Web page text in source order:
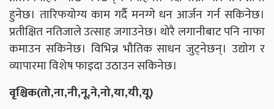
हुनेछ। तारिफयोग्य काम गर्दै मनग्गे धन आर्जन गर्न सकिनेछ।
प्रतीक्षित नतिजाले उत्साह जगाउनेछ। थोरै लगानीबाट पनि नाफा
कमाउन सकिनेछ। विभिन्न भौतिक साधन जुट्नेछन्। उद्योग र
व्यापारमा विशेष फाइदा उठाउन सकिनेछ।
वृश्चिक(तो,ना,नी,नू,ने,नो,या,यी,यू)